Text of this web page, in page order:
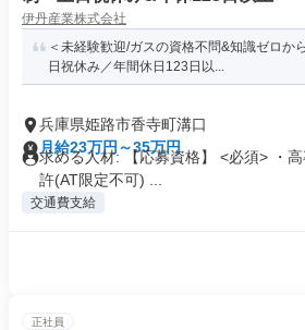
伊丹産業株式会社
＜未経験歓迎/ガスの資格不問&知識ゼロか
日祝休み／年間休日123日以...
兵庫県姫路市香寺町溝口
月給23万円～35万円
求める人材: 【応募資格】 <必須> ・
許(AT限定不可) ...
交通費支給
正社員